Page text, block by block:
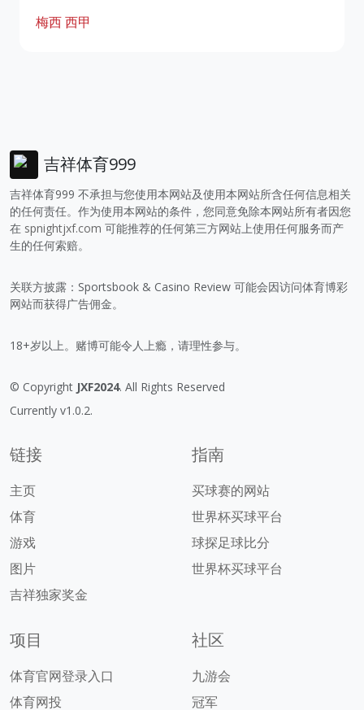
梅西西甲
吉祥体育999
吉祥体育999 不承担与您使用本网站及使用本网站所含任何信息相关
的任何责任。作为使用本网站的条件，您同意免除本网站所有者因您
在 spnightjxf.com 可能推荐的任何第三方网站上使用任何服务而产
生的任何索赔。
关联方披露：Sportsbook & Casino Review 可能会因访问体育博彩
网站而获得广告佣金。
18+岁以上。赌博可能令人上瘾，请理性参与。
© Copyright JXF2024. All Rights Reserved
Currently v1.0.2.
链接
主页
体育
游戏
图片
吉祥独家奖金
指南
买球赛的网站
世界杯买球平台
球探足球比分
世界杯买球平台
项目
体育官网登录入口
体育网投
社区
九游会
冠军